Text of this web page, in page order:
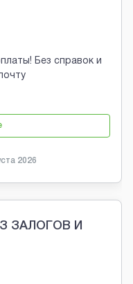
Без справок и
2026
ЗАЛОГОВ И